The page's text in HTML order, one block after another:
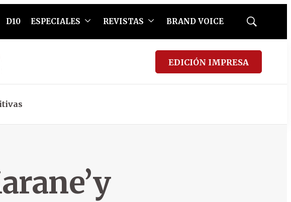
D10 ESPECIALES REVISTAS BRAND VOICE
Mostrar
EDICIÓN IMPRESA